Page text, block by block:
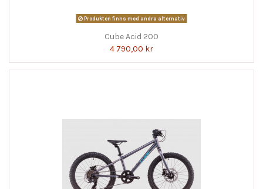
Produkten finns med andra alternativ
Cube Acid 200
4 790,00 kr